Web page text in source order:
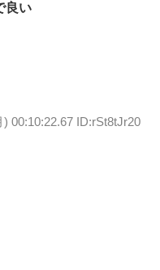
良い
) 00:10:22.67 ID:rSt8tJr20